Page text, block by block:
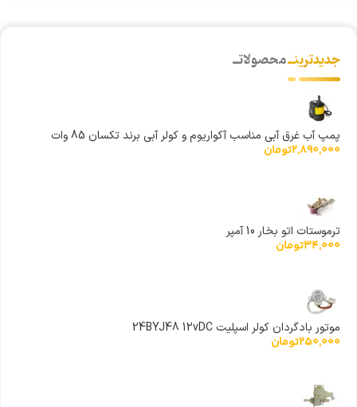
جدیدترینــمحصولاتــ
پمپ آب غرق آبی مناسب آکواریوم و کولر آبی برند تکسان 85 وات
2,890,000تومان
ترموستات اتو بخار 10 آمپر
34,000تومان
موتور بادگردان کولر اسپلیت 24BYJ48 12vDC
250,000تومان